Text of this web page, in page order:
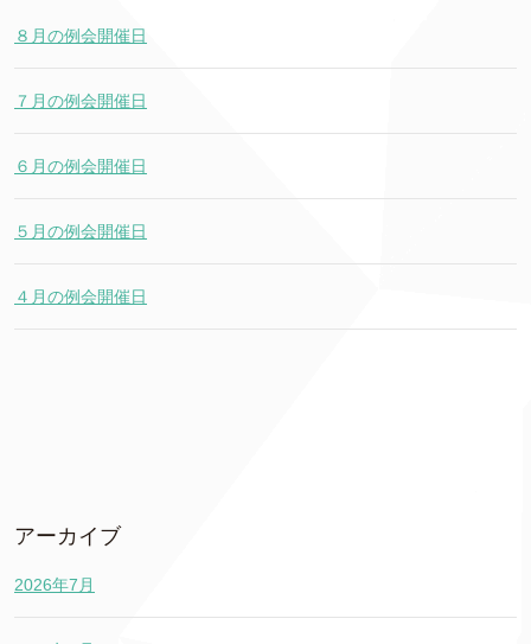
８月の例会開催日
７月の例会開催日
６月の例会開催日
５月の例会開催日
４月の例会開催日
アーカイブ
2026年7月